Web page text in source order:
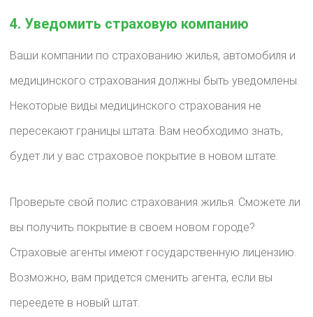
4. Уведомить страховую компанию
Ваши компании по страхованию жилья, автомобиля и
медицинского страхования должны быть уведомлены.
Некоторые виды медицинского страхования не
пересекают границы штата. Вам необходимо знать,
будет ли у вас страховое покрытие в новом штате.
Проверьте свой полис страхования жилья. Сможете ли
вы получить покрытие в своем новом городе?
Страховые агенты имеют государственную лицензию.
Возможно, вам придется сменить агента, если вы
переедете в новый штат.